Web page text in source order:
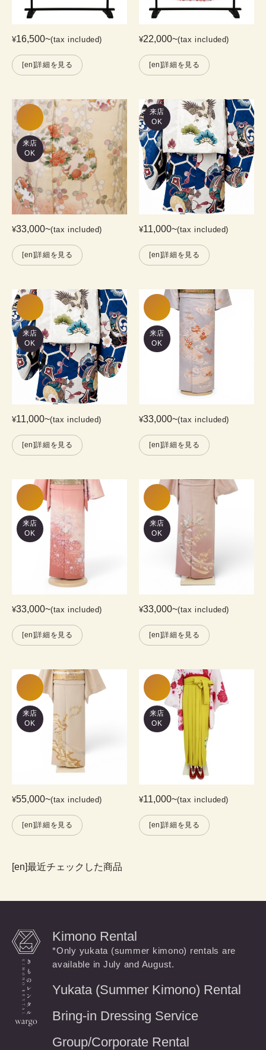
¥16,500~(tax included)
[en]詳細を見る
¥22,000~(tax included)
[en]詳細を見る
来店
OK
¥33,000~(tax included)
[en]詳細を見る
来店
OK
¥11,000~(tax included)
[en]詳細を見る
来店
OK
¥11,000~(tax included)
[en]詳細を見る
来店
OK
¥33,000~(tax included)
[en]詳細を見る
来店
OK
¥33,000~(tax included)
[en]詳細を見る
来店
OK
¥33,000~(tax included)
[en]詳細を見る
来店
OK
¥55,000~(tax included)
[en]詳細を見る
来店
OK
¥11,000~(tax included)
[en]詳細を見る
[en]最近チェックした商品
Kimono Rental
*Only yukata (summer kimono) rentals are
available in July and August.
Yukata (Summer Kimono) Rental
Bring-in Dressing Service
Group/Corporate Rental